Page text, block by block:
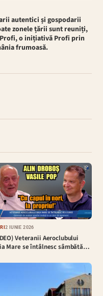
autentici și gospodarii
zonele țării sunt reuniți,
o inițiativă Profi prin
frumoasă.
2 IUNIE 2026
Veteranii Aeroclubului
Mare se întâlnesc sâmbătă…